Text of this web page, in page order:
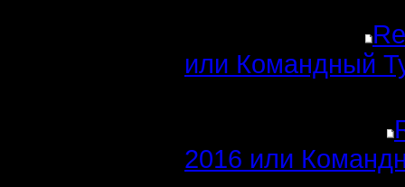
или Командный
2016 или